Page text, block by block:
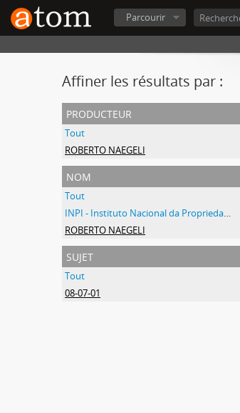
Parcourir
Affiner les résultats par :
producteur
Tout
ROBERTO NAEGELI
nom
Tout
INPI - Instituto Nacional da Propriedade Industrial
ROBERTO NAEGELI
sujet
Tout
08-07-01